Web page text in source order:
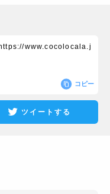
www.cocolocala.j
コピー
ツイートする